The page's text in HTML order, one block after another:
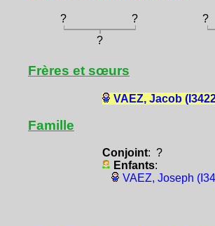
? ? ?
?
Frères et sœurs
VAEZ, Jacob
Famille
Conjoint: ?
Enfants:
VAEZ, Joseph